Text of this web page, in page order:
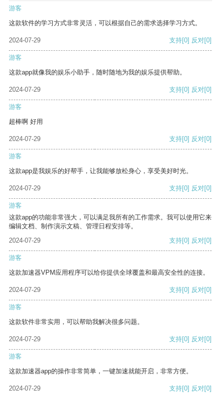
游客
这款软件的学习方式非常灵活，可以根据自己的需求选择学习方式。
2024-07-29 支持[0] 反对[0]
游客
这款app就像我的娱乐小助手，随时随地为我的娱乐提供帮助。
2024-07-29 支持[0] 反对[0]
游客
超棒啊 好用
2024-07-29 支持[0] 反对[0]
游客
这款app是我娱乐的好帮手，让我能够放松身心，享受美好时光。
2024-07-29 支持[0] 反对[0]
游客
这款app的功能非常强大，可以满足我所有的工作需求。我可以使用它来
编辑文档、制作演示文稿、管理日程安排等。
2024-07-29
支持[0] 反对[0]
游客
这款加速器VPM应用程序可以给你提供全球覆盖和最高安全性的连接。
2024-07-29 支持[0] 反对[0]
游客
这款软件非常实用，可以帮助我解决很多问题。
2024-07-29 支持[0] 反对[0]
游客
这款加速器app的操作非常简单，一键加速就能开启，非常方便。
2024-07-29 支持[0] 反对[0]